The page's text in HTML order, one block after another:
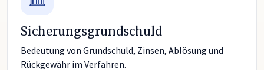
Sicherungsgrundschuld
Bedeutung von Grundschuld, Zinsen, Ablösung und
Rückgewähr im Verfahren.